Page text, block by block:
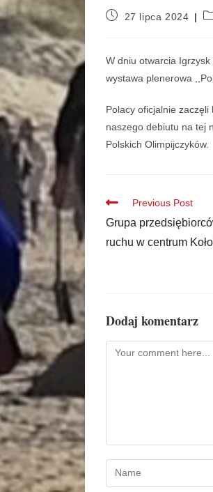
27 lipca 2024
W dniu otwarcia
wystawa plenerowa
Polacy oficjalnie
naszego debiutu na tej
Polskich Olimpijczyków.
Previous Post
Grupa
ruchu w centrum
Dodaj komentarz